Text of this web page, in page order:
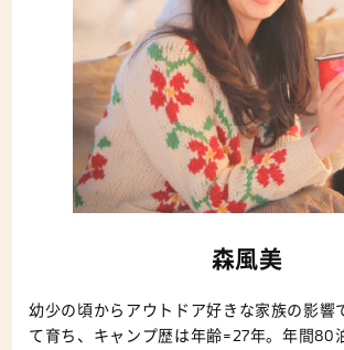
森風美
幼少の頃からアウトドア好きな家族の影響
て育ち、キャンプ歴は年齢=27年。年間80